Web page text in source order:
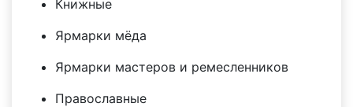
Книжные
Ярмарки мёда
Ярмарки мастеров и ремесленников
Православные